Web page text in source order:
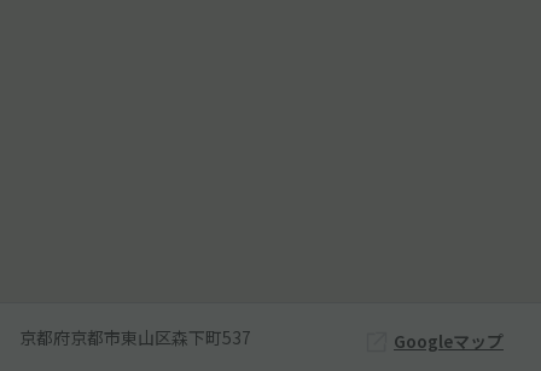
京都府京都市東山区森下町537 Googleマップ